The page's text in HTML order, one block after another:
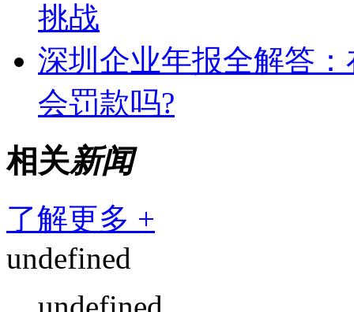
挑战
深圳企业年报全解答
会罚款吗?
相关新闻
了解更多 +
undefined